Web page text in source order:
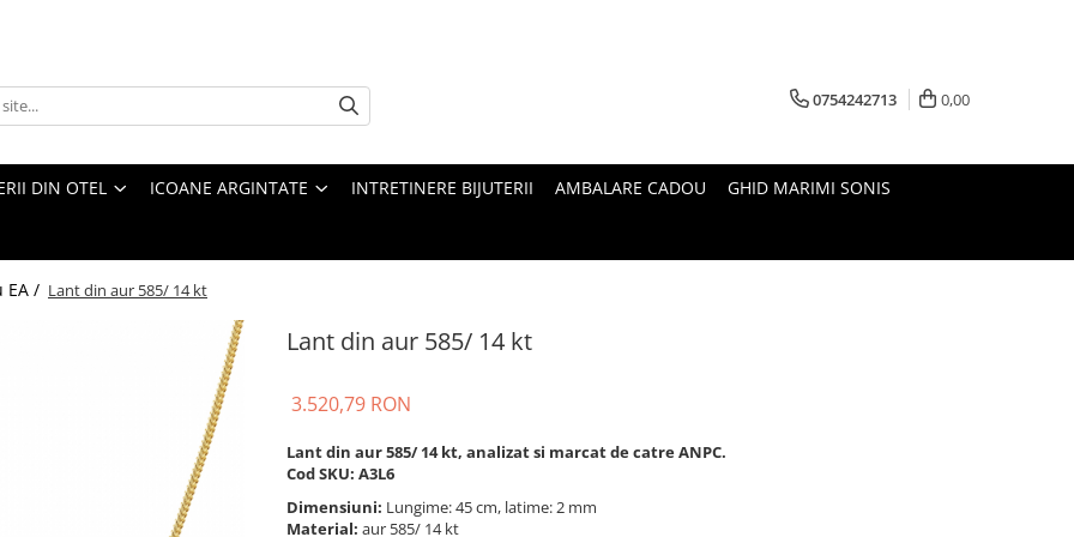
0754242713 0,00
DIN OTEL ICOANE ARGINTATE INTRETINERE BIJUTERII AMBALARE CADOU GHID MARIMI SONIS
EA / Lant din aur 585/ 14 kt
Lant din aur 585/ 14 kt
3.520,79 RON
Lant din aur 585/ 14 kt, analizat si marcat de catre ANPC.
Cod SKU: A3L6
Dimensiuni: Lungime: 45 cm, latime: 2 mm
Material: aur 585/ 14 kt